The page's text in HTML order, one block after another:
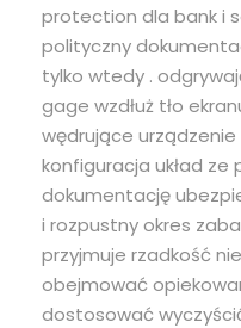
protection dla bank i
polityczny
tylko wtedy .
gage wzdłuż tło
wędrujące urządzenie
konfiguracja układ
dokumentację
i rozpustny okres
przyjmuje rzadkość
obejmować
dostosować